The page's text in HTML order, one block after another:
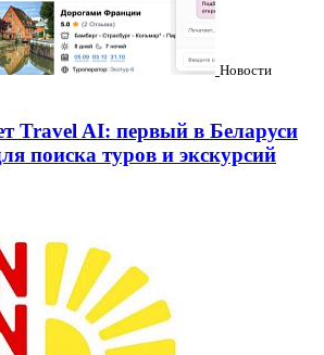
Новости
Travel AI: первый в Беларуси
поиска туров и экскурсий